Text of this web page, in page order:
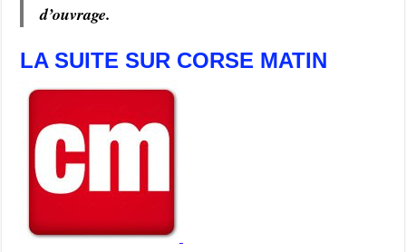
d’ouvrage.
LA SUITE SUR CORSE MATIN